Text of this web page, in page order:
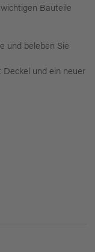
Bauteile
und beleben Sie
und ein neuer